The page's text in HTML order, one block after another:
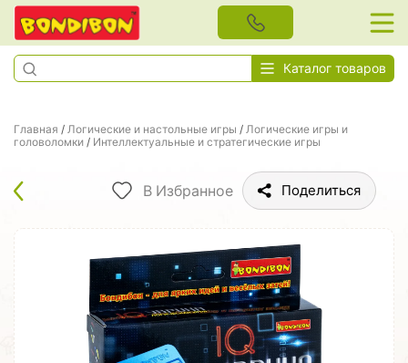
Каталог товаров
Главная / Логические и настольные игры / Логические игры и
головоломки / Интеллектуальные и стратегические игры
В Избранное Поделиться